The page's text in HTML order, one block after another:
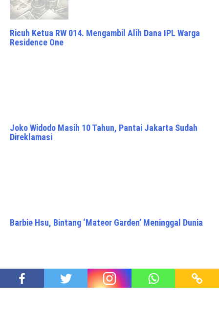
Ricuh Ketua RW 014. Mengambil Alih Dana IPL Warga
Residence One
Joko Widodo Masih 10 Tahun, Pantai Jakarta Sudah
Direklamasi
Barbie Hsu, Bintang ‘Mateor Garden’ Meninggal Dunia